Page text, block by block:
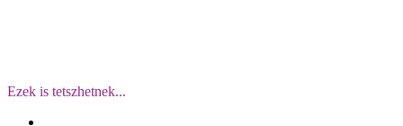
Ezek is tetszhetnek...